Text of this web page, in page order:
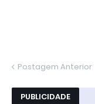
Postagem Anterior
PUBLICIDADE